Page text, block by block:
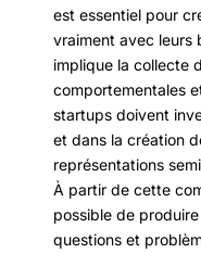
est essentiel pour
vraiment avec leurs
implique la collecte
comportementales
startups doivent
et dans la création
représentations
À partir de cette
possible de
questions et